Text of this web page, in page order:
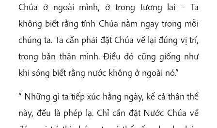
Chúa ở ngoài mình, ở trong tương lai – Ta
không biết rằng tính Chúa nằm ngay trong mỗi
chúng ta. Ta cần phải đặt Chúa về lại đúng vị trí,
trong bản thân mình. Điều đó cũng giống như
khi sóng biết rằng nước không ở ngoài nó.”
“ Những gì ta tiếp xúc hằng ngày, kể cả thân thể
này, đều là phép lạ. Chỉ cần đặt Nước Chúa về